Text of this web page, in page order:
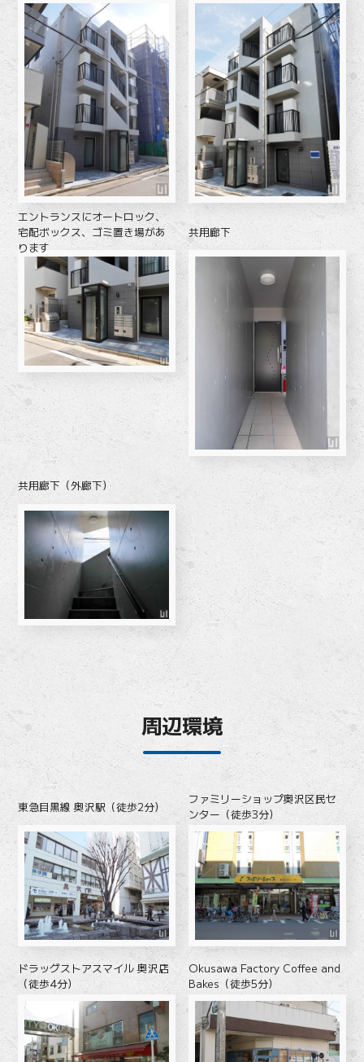
エントランスにオートロック、
宅配ボックス、ゴミ置き場があ
ります
共用廊下
共用廊下（外廊下）
周辺環境
東急目黒線 奥沢駅（徒歩2分）
ファミリーショップ奥沢区民セ
ンター（徒歩3分）
ドラッグストアスマイル 奥沢店
（徒歩4分）
Okusawa Factory Coffee and
Bakes（徒歩5分）